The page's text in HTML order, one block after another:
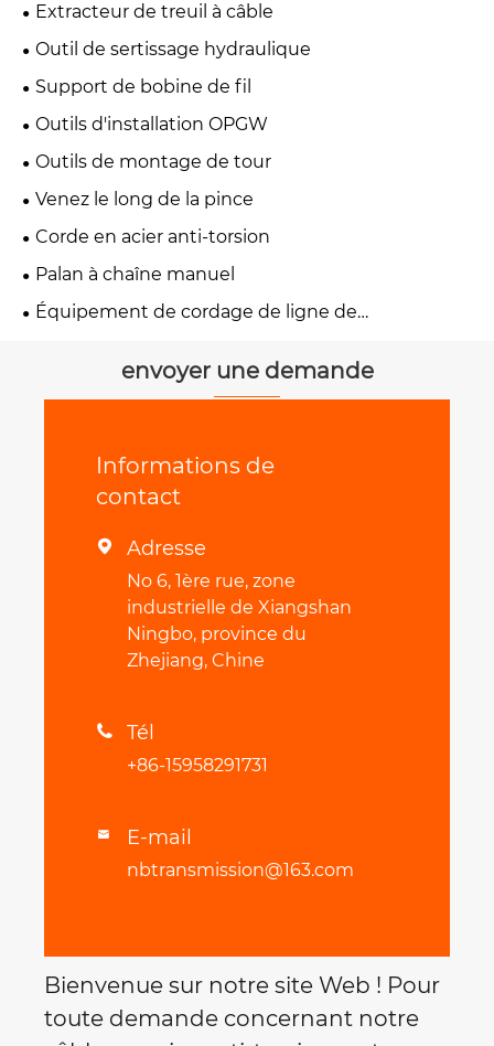
Extracteur de treuil à câble
Outil de sertissage hydraulique
Support de bobine de fil
Outils d'installation OPGW
Outils de montage de tour
Venez le long de la pince
Corde en acier anti-torsion
Palan à chaîne manuel
Équipement de cordage de ligne de
envoyer une demande
Informations de
contact
 Adresse
No 6, 1ère rue, zone
industrielle de Xiangshan
Ningbo, province du
Zhejiang, Chine
 Tél
+86-15958291731
 E-mail
nbtransmission@163.com
Bienvenue sur notre site Web ! Pour
toute demande concernant notre